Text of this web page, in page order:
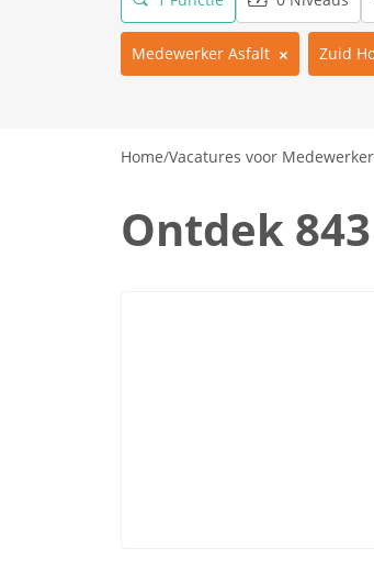
Medewerker Asfalt Zuid
Home/Vacatures voor
Ontdek